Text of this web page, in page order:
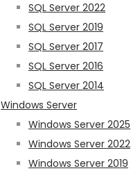
SQL Server 2022
SQL Server 2019
SQL Server 2017
SQL Server 2016
SQL Server 2014
Windows Server
Windows Server 2025
Windows Server 2022
Windows Server 2019